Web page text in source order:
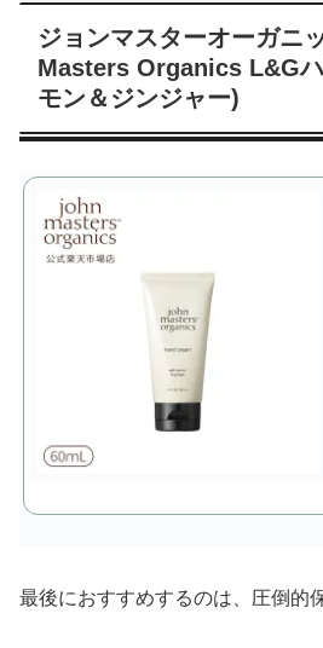
ジョンマスターオーガニ
Masters Organics L&G
モン＆ジンジャー)
最後におすすめするのは、圧倒的